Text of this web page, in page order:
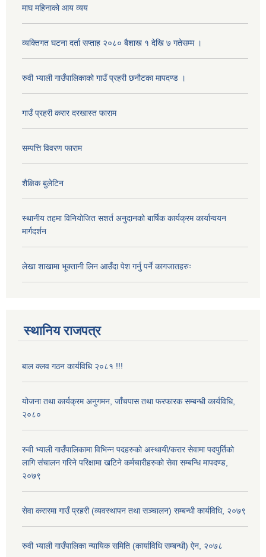
माघ महिनाको आय व्यय
व्यक्तिगत घटना दर्ता सप्ताह २०८० बैशाख १ देखि ७ गतेसम्म ।
रुवी भ्याली गाउँपालिकाको गाउँ प्रहरी छनौटका मापदण्ड ।
गाउँ प्रहरी करार दरखास्त फाराम
सम्पत्ति विवरण फाराम
शैक्षिक बुलेटिन
स्थानीय तहमा विनियोजित सशर्त अनुदानको बार्षिक कार्यक्रम कार्यान्वयन
मार्गदर्शन
लेखा शाखामा भूक्तानी लिन आउँदा पेश गर्नु पर्ने कागजातहरुः
स्थानिय राजपत्र
बाल क्लव गठन कार्यविधि २०८१ !!!
योजना तथा कार्यक्रम अनुगमन, जाँचपास तथा फरफारक सम्बन्धी कार्यविधि,
२०८०
रुवी भ्याली गाउँपालिकामा विभिन्न पदहरुको अस्थायी/करार सेवामा पदपुर्तिको
लागि संचालन गरिने परिक्षामा खटिने कर्मचारीहरुको सेवा सम्बन्धि मापदण्ड,
२०७९
सेवा करारमा गाउँ प्रहरी (व्यवस्थापन तथा सञ्चालन) सम्बन्धी कार्यविधि, २०७९
रुवी भ्याली गाउँपालिका न्यायिक समिति (कार्याविधि सम्बन्धी) ऐन, २०७८